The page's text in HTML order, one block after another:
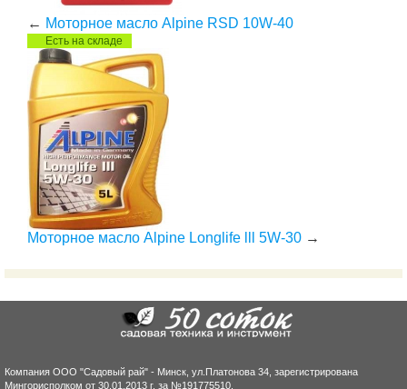
← Моторное масло Alpine RSD 10W-40
Есть на складе
Моторное масло Alpine Longlife lll 5W-30 →
Компания ООО "Садовый рай" - Минск, ул.Платонова 34, зарегистрирована
Мингорисполком от 30.01.2013 г. за №191775510.